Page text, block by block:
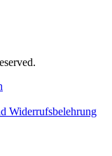
Widerrufsbelehrung